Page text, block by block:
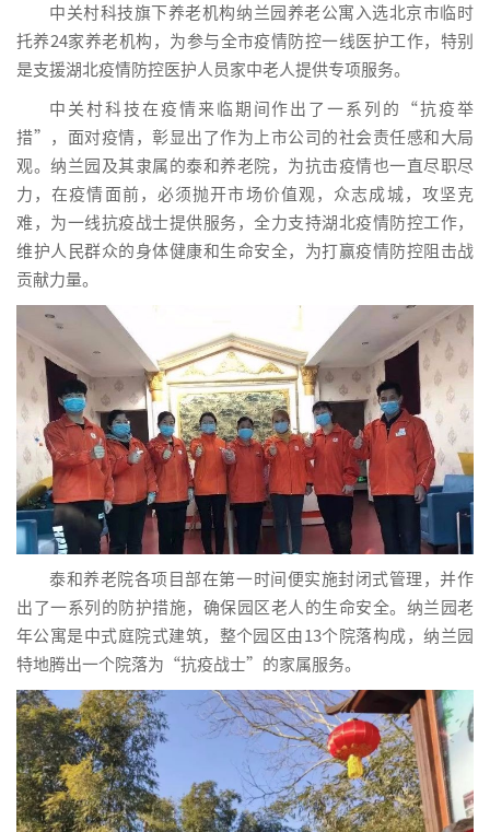
中关村科技旗下养老机构纳兰园养老公寓入选北京市临时
托养24家养老机构，为参与全市疫情防控一线医护工作，特别
是支援湖北疫情防控医护人员家中老人提供专项服务。
中关村科技在疫情来临期间作出了一系列的“抗疫举
措”，面对疫情，彰显出了作为上市公司的社会责任感和大局
观。纳兰园及其隶属的泰和养老院，为抗击疫情也一直尽职尽
力，在疫情面前，必须抛开市场价值观，众志成城，攻坚克
难，为一线抗疫战士提供服务，全力支持湖北疫情防控工作，
维护人民群众的身体健康和生命安全，为打赢疫情防控阻击战
贡献力量。
泰和养老院各项目部在第一时间便实施封闭式管理，并作
出了一系列的防护措施，确保园区老人的生命安全。纳兰园老
年公寓是中式庭院式建筑，整个园区由13个院落构成，纳兰园
特地腾出一个院落为“抗疫战士”的家属服务。